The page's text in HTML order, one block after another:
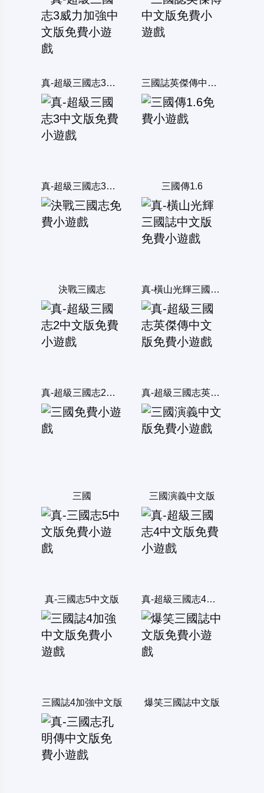
真-超級三國志3威力加強中文版 三國誌英傑傳中文版
真-超級三國志3中文版 三國傳1.6
決戰三國志 真-橫山光輝三國誌中文版
真-超級三國志2中文版 真-超級三國志英傑傳中文版
三國 三國演義中文版
真-三國志5中文版 真-超級三國志4中文版
三國誌4加強中文版 爆笑三國誌中文版